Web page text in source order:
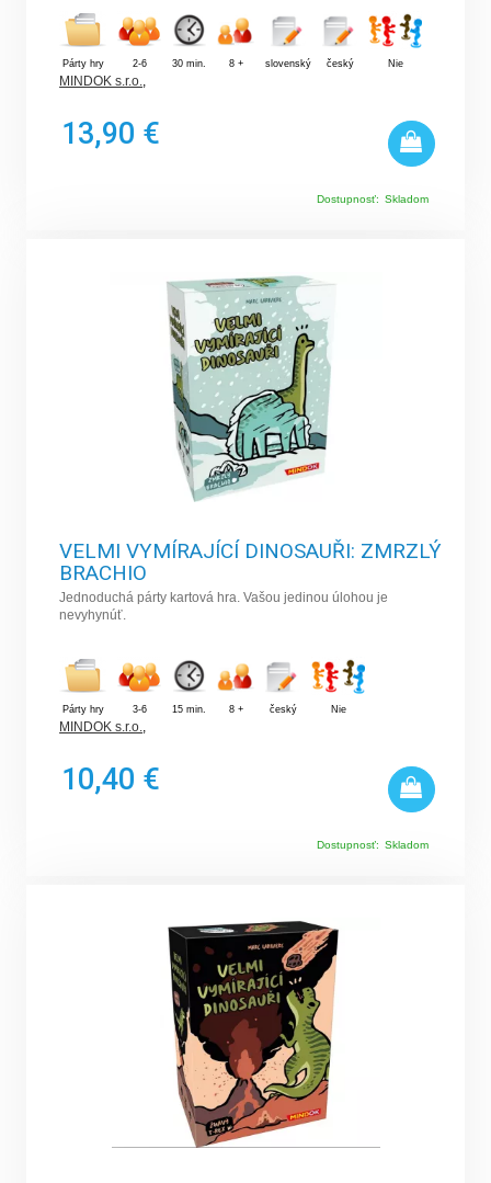
Párty hry 2-6 30 min. 8 + slovenský český Nie
MINDOK s.r.o.,
13,90 €
Dostupnosť: Skladom
VELMI VYMÍRAJÍCÍ DINOSAUŘI: ZMRZLÝ
BRACHIO
Jednoduchá párty kartová hra. Vašou jedinou úlohou je
nevyhynúť.
Párty hry 3-6 15 min. 8 + český Nie
MINDOK s.r.o.,
10,40 €
Dostupnosť: Skladom